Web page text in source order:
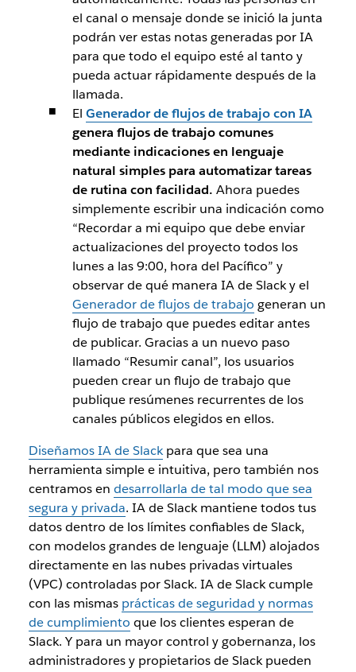
el canal o mensaje donde se inició la junta
podrán ver estas notas generadas por IA
para que todo el equipo esté al tanto y
pueda actuar rápidamente después de la
llamada.
El Generador de flujos de trabajo con IA
genera flujos de trabajo comunes
mediante indicaciones en lenguaje
natural simples para automatizar tareas
de rutina con facilidad. Ahora puedes
simplemente escribir una indicación como
“Recordar a mi equipo que debe enviar
actualizaciones del proyecto todos los
lunes a las 9:00, hora del Pacífico” y
observar de qué manera IA de Slack y el
Generador de flujos de trabajo generan un
flujo de trabajo que puedes editar antes
de publicar. Gracias a un nuevo paso
llamado “Resumir canal”, los usuarios
pueden crear un flujo de trabajo que
publique resúmenes recurrentes de los
canales públicos elegidos en ellos.
Diseñamos IA de Slackpara que sea una
herramienta simple e intuitiva, pero también nos
centramos en desarrollarla de tal modo que sea
segura y privada. IA de Slack mantiene todos tus
datos dentro de los límites confiables de Slack,
con modelos grandes de lenguaje (LLM) alojados
directamente en las nubes privadas virtuales
(VPC) controladas por Slack. IA de Slack cumple
con las mismas prácticas de seguridad y normas
de cumplimiento que los clientes esperan de
Slack. Y para un mayor control y gobernanza, los
administradores y propietarios de Slack pueden